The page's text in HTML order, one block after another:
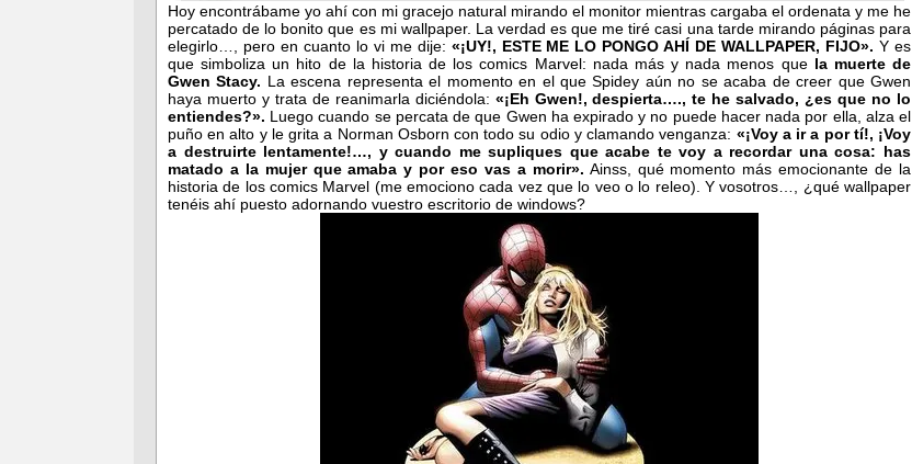
Hoy encontrábame yo ahí con mi gracejo natural mirando el monitor mientras cargaba el ordenata y me he
percatado de lo bonito que es mi wallpaper. La verdad es que me tiré casi una tarde mirando páginas para
elegirlo…, pero en cuanto lo vi me dije: «¡UY!, ESTE ME LO PONGO AHÍ DE WALLPAPER, FIJO». Y es
que simboliza un hito de la historia de los comics Marvel: nada más y nada menos que la muerte de
Gwen Stacy. La escena representa el momento en el que Spidey aún no se acaba de creer que Gwen
haya muerto y trata de reanimarla diciéndola: «¡Eh Gwen!, despierta…., te he salvado, ¿es que no lo
entiendes?». Luego cuando se percata de que Gwen ha expirado y no puede hacer nada por ella, alza el
puño en alto y le grita a Norman Osborn con todo su odio y clamando venganza: «¡Voy a ir a por tí!, ¡Voy
a destruirte lentamente!…, y cuando me supliques que acabe te voy a recordar una cosa: has
matado a la mujer que amaba y por eso vas a morir». Ainss, qué momento más emocionante de la
historia de los comics Marvel (me emociono cada vez que lo veo o lo releo). Y vosotros…, ¿qué wallpaper
tenéis ahí puesto adornando vuestro escritorio de windows?